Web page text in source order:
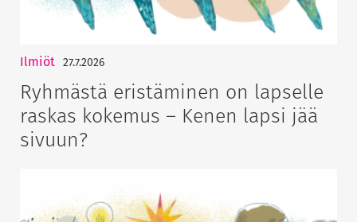
Ilmiöt 27.7.2026
Ryhmästä eristäminen on lapselle
raskas kokemus – Kenen lapsi jää
sivuun?